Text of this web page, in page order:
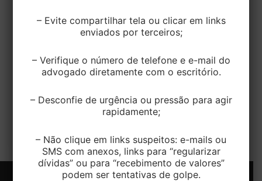
Marca Registrada é Prioridade: Juíza
proíbe concorrente de usar nome de
EditorEK/4 de setembro de 2025
Recentemente, a juíza Lívia Vaz da Silva, da 26ª
Vara Cível de Goiânia, emitiu uma decisão crucial
– Evite compartilhar tela ou clicar em links
enviados por terceiros;
– Verifique o número de telefone e e-mail do
advogado diretamente com o escritório.
– Desconfie de urgência ou pressão para agir
rapidamente;
– Não clique em links suspeitos: e-mails ou
SMS com anexos, links para “regularizar
dívidas” ou para “recebimento de valores”
podem ser tentativas de golpe.